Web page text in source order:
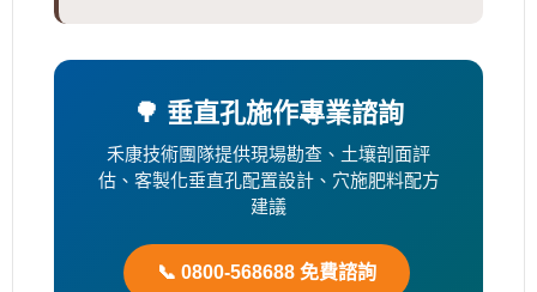
🌳 垂直孔施作專業諮詢
禾康技術團隊提供現場勘查、土壤剖面評
估、客製化垂直孔配置設計、穴施肥料配方
建議
📞 0800-568688 免費諮詢